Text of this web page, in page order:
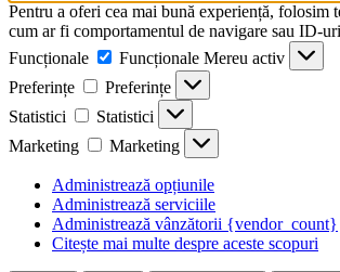
Pentru a oferi cea mai bună experiență, folosim
cum ar fi comportamentul de navigare sau ID-
Funcționale
Funcționale Mereu activ
Preferințe
Preferințe
Statistici
Statistici
Marketing
Marketing
Administrează opțiunile
Administrează serviciile
Administrează vânzătorii {vendor_count}
Citește mai multe despre aceste scopuri